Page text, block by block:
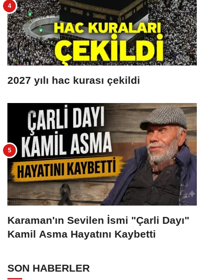
2027 yılı hac kurası çekildi
Karaman'ın Sevilen İsmi "Çarli Dayı"
Kamil Asma Hayatını Kaybetti
SON HABERLER